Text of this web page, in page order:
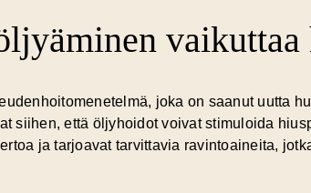
vaikuttaa
joka on saanut uutta
siihen, että öljyhoidot voivat stimuloida
ja tarjoavat tarvittavia ravintoaineita,